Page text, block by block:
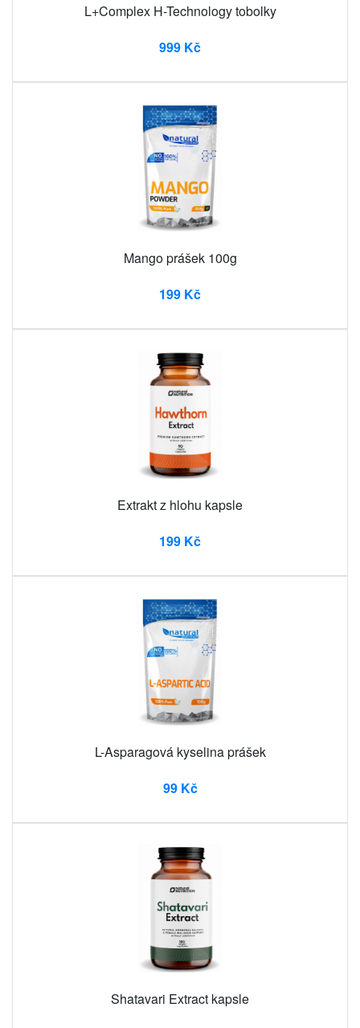
L+Complex H-Technology tobolky
999 Kč
Mango prášek 100g
199 Kč
Extrakt z hlohu kapsle
199 Kč
L-Asparagová kyselina prášek
99 Kč
Shatavari Extract kapsle